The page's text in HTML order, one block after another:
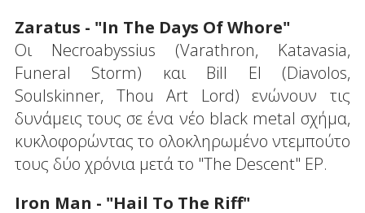
Zaratus - "In The Days Of Whore"
Οι Necroabyssius (Varathron, Katavasia,
Funeral Storm) και Bill El (Diavolos,
Soulskinner, Thou Art Lord) ενώνουν τις
δυνάμεις τους σε ένα νέο black metal σχήμα,
κυκλοφορώντας το ολοκληρωμένο ντεμπούτο
τους δύο χρόνια μετά το "The Descent" EP.
Iron Man - "Hail Τo Τhe Riff"